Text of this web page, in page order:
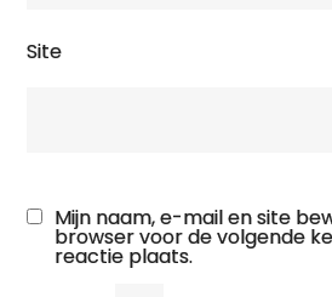
Site
Mijn naam, e-mail en site
browser voor de volgende
reactie plaats.